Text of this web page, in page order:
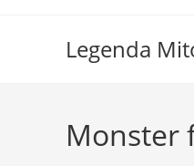
Legenda
Monster